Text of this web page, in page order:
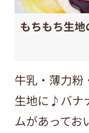
もちもち生
牛乳・薄力粉
生地に♪バナ
ムがあってお